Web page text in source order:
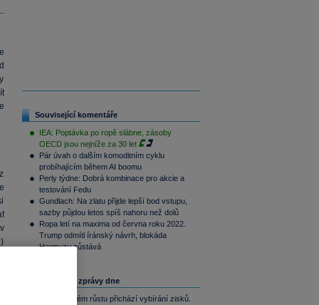
Související komentáře
IEA: Poptávka po ropě slábne, zásoby
OECD jsou nejníže za 30 let
Pár úvah o dalším komoditním cyklu
probíhajícím během AI boomu
Perly týdne: Dobrá kombinace pro akcie a
testování Fedu
Gundlach: Na zlatu přijde lepší bod vstupu,
sazby půjdou letos spíš nahoru než dolů
Ropa letí na maxima od června roku 2022.
Trump odmítl íránský návrh, blokáda
Hormuzu zůstává
Nejčtenější zprávy dne
Po raketovém růstu přichází vybírání zisků.